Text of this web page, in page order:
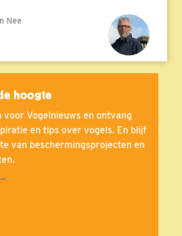
Nee
hoogte
voor Vogelnieuws en ontvang
en tips over vogels. En blijf
van beschermingsprojecten en